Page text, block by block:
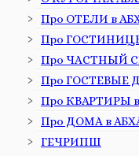
Про ОТЕЛИ в
Про
Про ЧАСТНЫЙ
Про ГОСТЕВЫЕ
Про КВАРТИРЫ
Про ДОМА в
ГЕЧРИПШ